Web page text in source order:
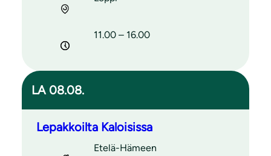
11.00 – 16.00
LA 08.08.
Lepakkoilta Kaloisissa
Etelä-Hämeen